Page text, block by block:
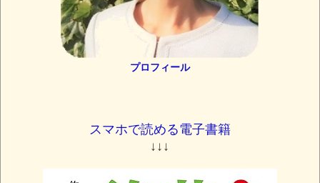
プロフィール
スマホで読める電子書籍
↓↓↓